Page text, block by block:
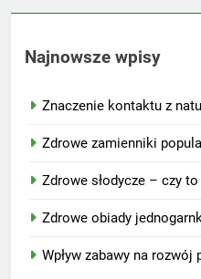
Najnowsze wpisy
Znaczenie kontaktu z
Zdrowe zamienniki
Zdrowe słodycze – czy
Zdrowe obiady
Wpływ zabawy na rozwój